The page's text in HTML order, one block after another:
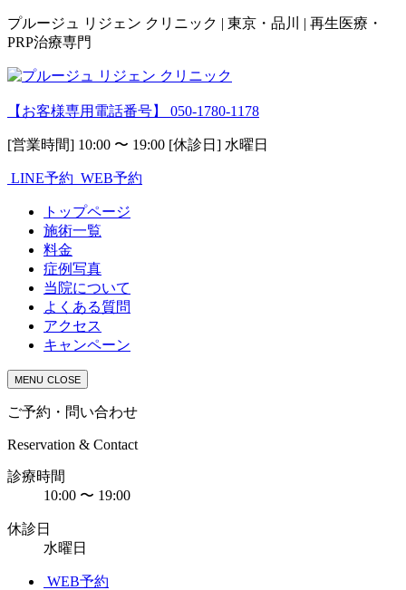
プルージュ リジェン クリニック | 東京・品川 | 再生医療・
PRP治療専門
【お客様専用電話番号】 050-1780-1178
[営業時間] 10:00 〜 19:00 [休診日] 水曜日
LINE予約 WEB予約
トップページ
施術一覧
料金
症例写真
当院について
よくある質問
アクセス
キャンペーン
MENU CLOSE
ご予約・問い合わせ
Reservation & Contact
診療時間
10:00 〜 19:00
休診日
水曜日
WEB予約